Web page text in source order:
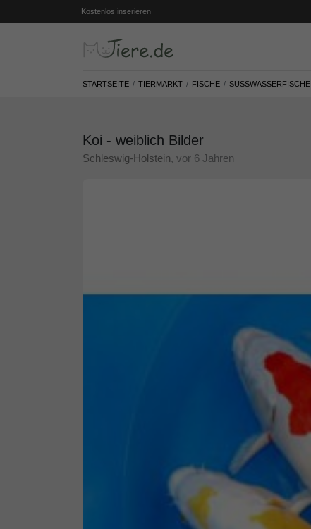
Kostenlos inserieren
STARTSEITE TIERMARKT FISCHE SÜSSWASSERFISCHE
Koi - weiblich Bilder
Schleswig-Holstein, vor 6 Jahren